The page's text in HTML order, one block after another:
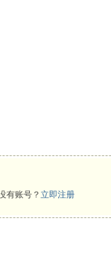
有账号？ 立即注册